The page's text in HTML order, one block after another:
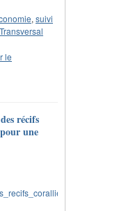
, suivi
le
récifs
une